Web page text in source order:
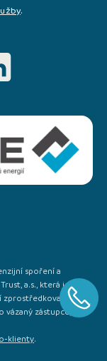
.
spoření a
a.s., která je
IČO:
vázaný zástupce, a to
klienty.